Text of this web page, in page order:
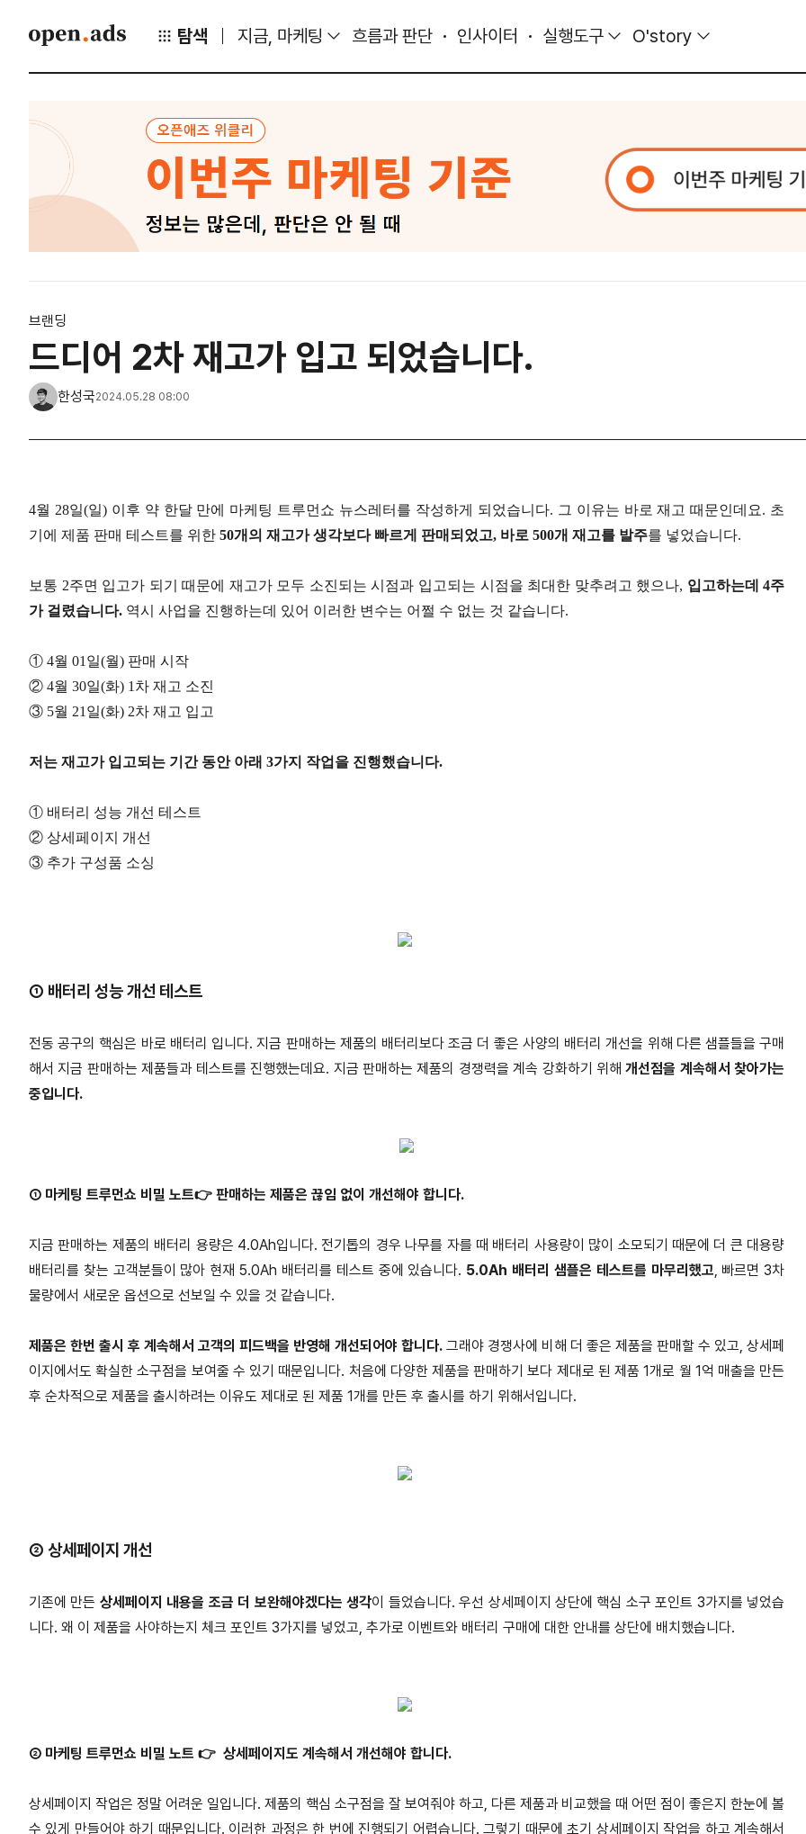
탐색 지금, 마케팅 흐름과 판단 인사이터 실행도구 O'story
브랜딩
드디어 2차 재고가 입고 되었습니다.
한성국2024.05.28 08:00
4월 28일(일) 이후 약 한달 만에 마케팅 트루먼쇼 뉴스레터를 작성하게 되었습니다. 그 이유는 바로 재고 때문인데요. 초
기에 제품 판매 테스트를 위한 50개의 재고가 생각보다 빠르게 판매되었고, 바로 500개 재고를 발주를 넣었습니다.
보통 2주면 입고가 되기 때문에 재고가 모두 소진되는 시점과 입고되는 시점을 최대한 맞추려고 했으나, 입고하는데 4주
가 걸렸습니다. 역시 사업을 진행하는데 있어 이러한 변수는 어쩔 수 없는 것 같습니다.
① 4월 01일(월) 판매 시작
② 4월 30일(화) 1차 재고 소진
③ 5월 21일(화) 2차 재고 입고
저는 재고가 입고되는 기간 동안 아래 3가지 작업을 진행했습니다.
① 배터리 성능 개선 테스트
② 상세페이지 개선
③ 추가 구성품 소싱
① 배터리 성능 개선 테스트
전동 공구의 핵심은 바로 배터리 입니다. 지금 판매하는 제품의 배터리보다 조금 더 좋은 사양의 배터리 개선을 위해 다른 샘플들을 구매
해서 지금 판매하는 제품들과 테스트를 진행했는데요. 지금 판매하는 제품의 경쟁력을 계속 강화하기 위해개선점을 계속해서 찾아가는
중입니다.
① 마케팅 트루먼쇼 비밀 노트👉 판매하는 제품은 끊임 없이 개선해야 합니다.
지금 판매하는 제품의 배터리 용량은 4.0Ah입니다. 전기톱의 경우 나무를 자를 때 배터리 사용량이 많이 소모되기 때문에 더 큰 대용량
배터리를 찾는 고객분들이 많아 현재 5.0Ah 배터리를 테스트 중에 있습니다. 5.0Ah 배터리 샘플은 테스트를 마무리했고, 빠르면 3차
물량에서 새로운 옵션으로 선보일 수 있을 것 같습니다.
제품은 한번 출시 후 계속해서 고객의 피드백을 반영해 개선되어야 합니다. 그래야 경쟁사에 비해 더 좋은 제품을 판매할 수 있고, 상세페
이지에서도 확실한 소구점을 보여줄 수 있기 때문입니다. 처음에 다양한 제품을 판매하기 보다 제대로 된 제품 1개로 월 1억 매출을 만든
후 순차적으로 제품을 출시하려는 이유도 제대로 된 제품 1개를 만든 후 출시를 하기 위해서입니다.
② 상세페이지 개선
기존에 만든 상세페이지 내용을 조금 더 보완해야겠다는 생각이 들었습니다. 우선 상세페이지 상단에 핵심 소구 포인트 3가지를 넣었습
니다. 왜 이 제품을 사야하는지 체크 포인트 3가지를 넣었고, 추가로 이벤트와 배터리 구매에 대한 안내를 상단에 배치했습니다.
② 마케팅 트루먼쇼 비밀 노트 👉 상세페이지도 계속해서 개선해야 합니다.
상세페이지 작업은 정말 어려운 일입니다. 제품의 핵심 소구점을 잘 보여줘야 하고, 다른 제품과 비교했을 때 어떤 점이 좋은지 한눈에 볼
수 있게 만들어야 하기 때문입니다. 이러한 과정은 한 번에 진행되기 어렵습니다. 그렇기 때문에 초기 상세페이지 작업을 하고 계속해서